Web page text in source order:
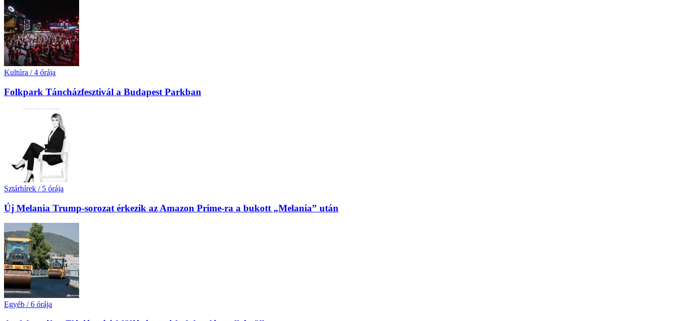
Kultúra / 4 órája
Folkpark Táncházfesztivál a Budapest Parkban
Sztárhírek / 5 órája
Új Melania Trump-sorozat érkezik az Amazon Prime-ra a bukott „Melania” után
Egyéb / 6 órája